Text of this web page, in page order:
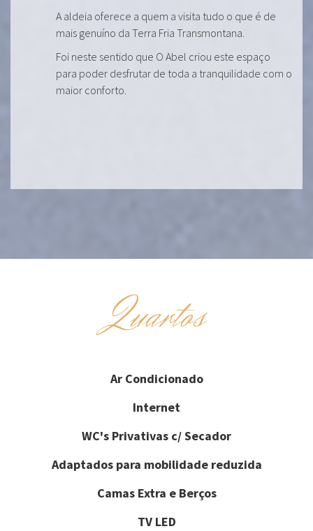
A aldeia oferece a quem a visita tudo o que é de
mais genuíno da Terra Fria Transmontana.
Foi neste sentido que O Abel criou este espaço
para poder desfrutar de toda a tranquilidade com o
maior conforto.
Quartos
Ar Condicionado
Internet
WC's Privativas c/ Secador
Adaptados para mobilidade reduzida
Camas Extra e Berços
TV LED